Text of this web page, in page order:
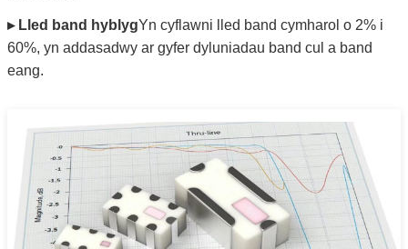
▸ Lled band hyblygYn cyflawni lled band cymharol o 2% i
60%, yn addasadwy ar gyfer dyluniadau band cul a band
eang.